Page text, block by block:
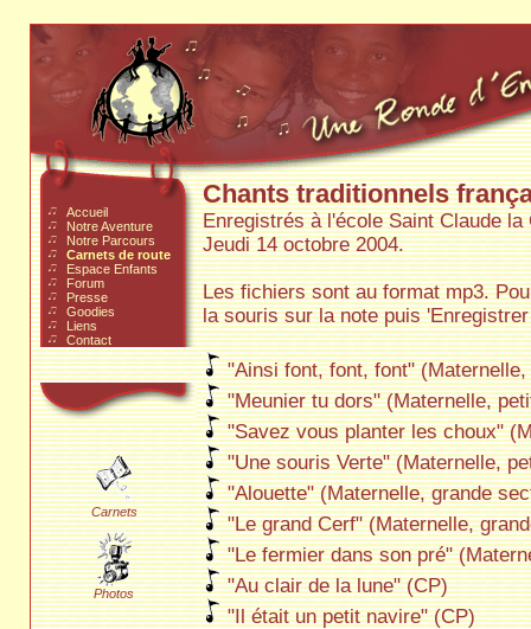
Accueil
Notre Aventure
Notre Parcours
Carnets de route
Espace Enfants
Forum
Presse
Goodies
Liens
Contact
Carnets
Photos
Chants traditionnels
Enregistrés à l'école Saint Claude
Jeudi 14 octobre 2004.
Les fichiers sont au format mp3.
la souris sur la note puis
"Ainsi font, font, font"
"Meunier tu dors" (Maternelle,
"Savez vous planter les choux"
"Une souris Verte" (Maternelle,
"Alouette" (Maternelle, grande
"Le grand Cerf" (Maternelle,
"Le fermier dans son pré"
"Au clair de la lune" (CP)
"Il était un petit navire" (CP)